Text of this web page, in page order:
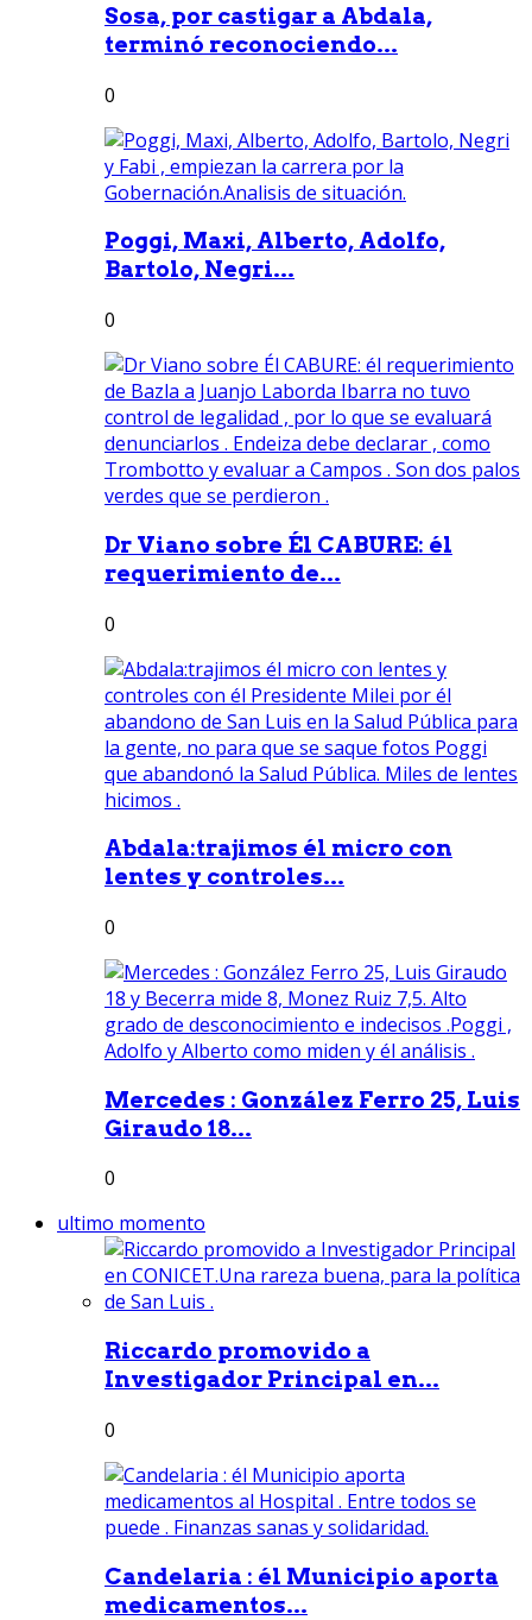
Sosa, por castigar a Abdala,
terminó reconociendo...
0
Poggi, Maxi, Alberto, Adolfo,
Bartolo, Negri...
0
Dr Viano sobre Él CABURE: él
requerimiento de...
0
Abdala:trajimos él micro con
lentes y controles...
0
Mercedes : González Ferro 25, Luis
Giraudo 18...
0
ultimo momento
Riccardo promovido a
Investigador Principal en...
0
Candelaria : él Municipio aporta
medicamentos...